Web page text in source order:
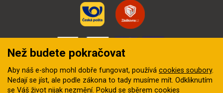
Než budete pokračovat
Aby náš e-shop mohl dobře fungovat, používá cookies soubory.
Nedají se jíst, ale podle zákona to tady musíme mít. Odkliknutím
se Váš život nijak nezmění. Pokud se sběrem cookies